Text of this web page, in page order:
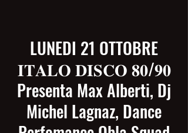
LUNEDI 21 OTTOBRE
𝐈𝐓𝐀𝐋𝐎 𝐃𝐈𝐒𝐂𝐎 𝟖𝟎/𝟗𝟎
Presenta Max Alberti, Dj
Michel Lagnaz, Dance